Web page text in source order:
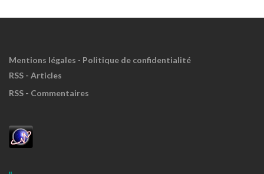
Mentions légales - Politique de confidentialité
RSS - Articles
RSS - Commentaires